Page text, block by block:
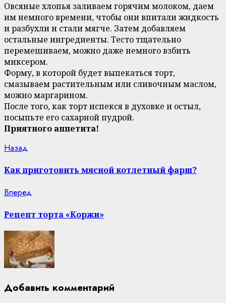
Овсяные хлопья заливаем горячим молоком, даем
им немного времени, чтобы они впитали жидкость
и разбухли и стали мягче. Затем добавляем
остальные ингредиенты. Тесто тщательно
перемешиваем, можно даже немного взбить
миксером.
Форму, в которой будет выпекаться торт,
смазываем растительным или сливочным маслом,
можно маргарином.
После того, как торт испекся в духовке и остыл,
посыпьте его сахарной пудрой.
Приятного аппетита!
Continue
Reading
Назад
Как приготовить мясной котлетный фарш?
Вперед
Рецепт торта «Коржи»
Добавить комментарий